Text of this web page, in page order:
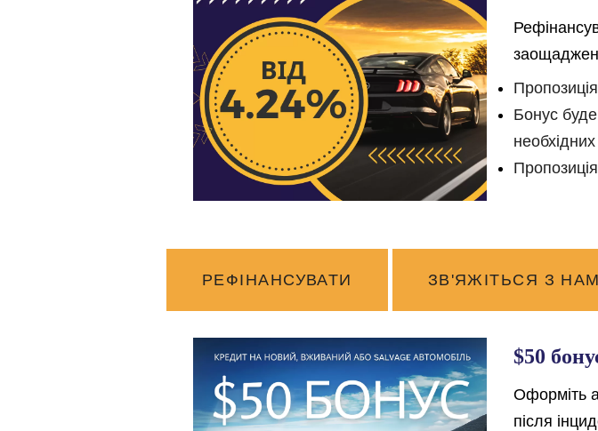
Бонус
РЕФІНАНСУВАТИ ЗВ'ЯЖІТЬСЯ З
$50
Оформіть
після